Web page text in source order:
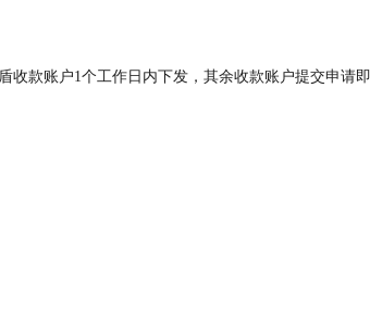
收款账户1个工作日内下发，其余收款账户提交申请